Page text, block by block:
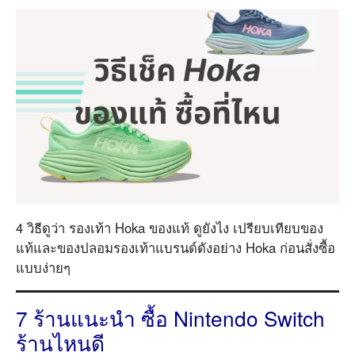
4 วิธีดูว่า รองเท้า Hoka ของแท้ ดูยังไง เปรียบเทียบของ
แท้และของปลอมรองเท้าแบรนด์ดังอย่าง Hoka ก่อนสั่งซื้อ
แบบง่ายๆ
7 ร้านแนะนำ ซื้อ Nintendo Switch
ร้านไหนดี